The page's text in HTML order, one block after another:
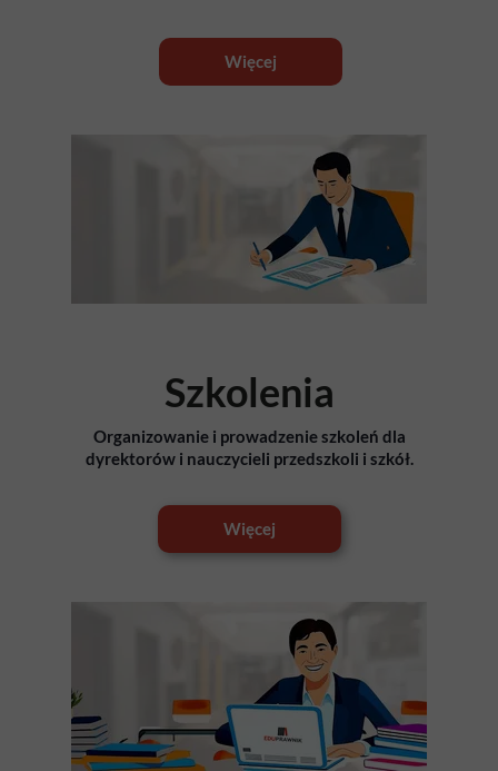
Organizowanie i prowadzenie szkoleń dla
dyrektorów i nauczycieli przedszkoli i szkół.
Szkolenia
Więcej
Więcej